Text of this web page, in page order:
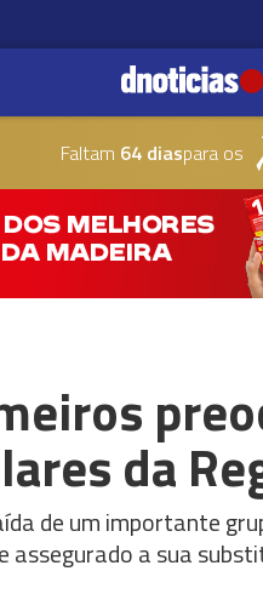
Faltam 64 diaspara os
da
de um importante
assegurado a sua